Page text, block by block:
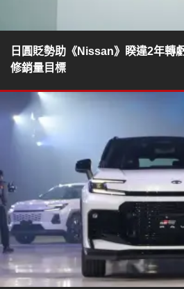
日圓貶勢助《Nissan》睽違2年轉
修銷量目標